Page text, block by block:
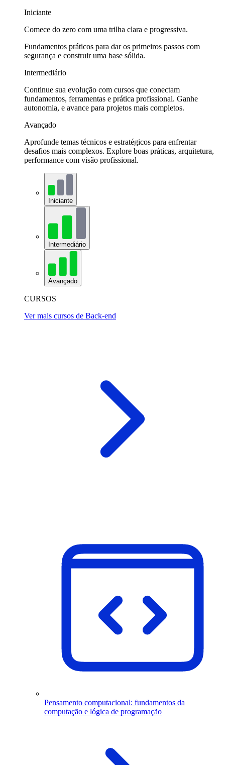
Iniciante
Comece do zero com uma trilha clara e progressiva.
Fundamentos práticos para dar os primeiros passos com
segurança e construir uma base sólida.
Intermediário
Continue sua evolução com cursos que conectam
fundamentos, ferramentas e prática profissional. Ganhe
autonomia, e avance para projetos mais completos.
Avançado
Aprofunde temas técnicos e estratégicos para enfrentar
desafios mais complexos. Explore boas práticas, arquitetura,
performance com visão profissional.
Iniciante
Intermediário
Avançado
CURSOS
Ver mais cursos de Back-end
Pensamento computacional: fundamentos da
computação e lógica de programação